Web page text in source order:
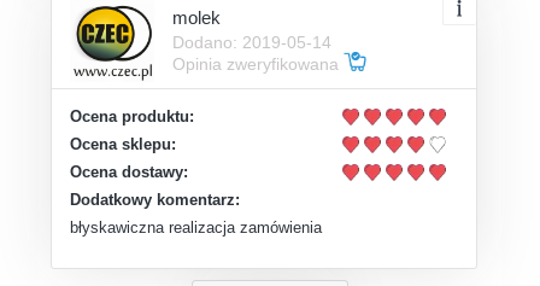
molek
Dodano: 2019-05-14
Opinia zweryfikowana
Ocena produktu:
Ocena sklepu:
Ocena dostawy:
Dodatkowy komentarz:
błyskawiczna realizacja zamówienia